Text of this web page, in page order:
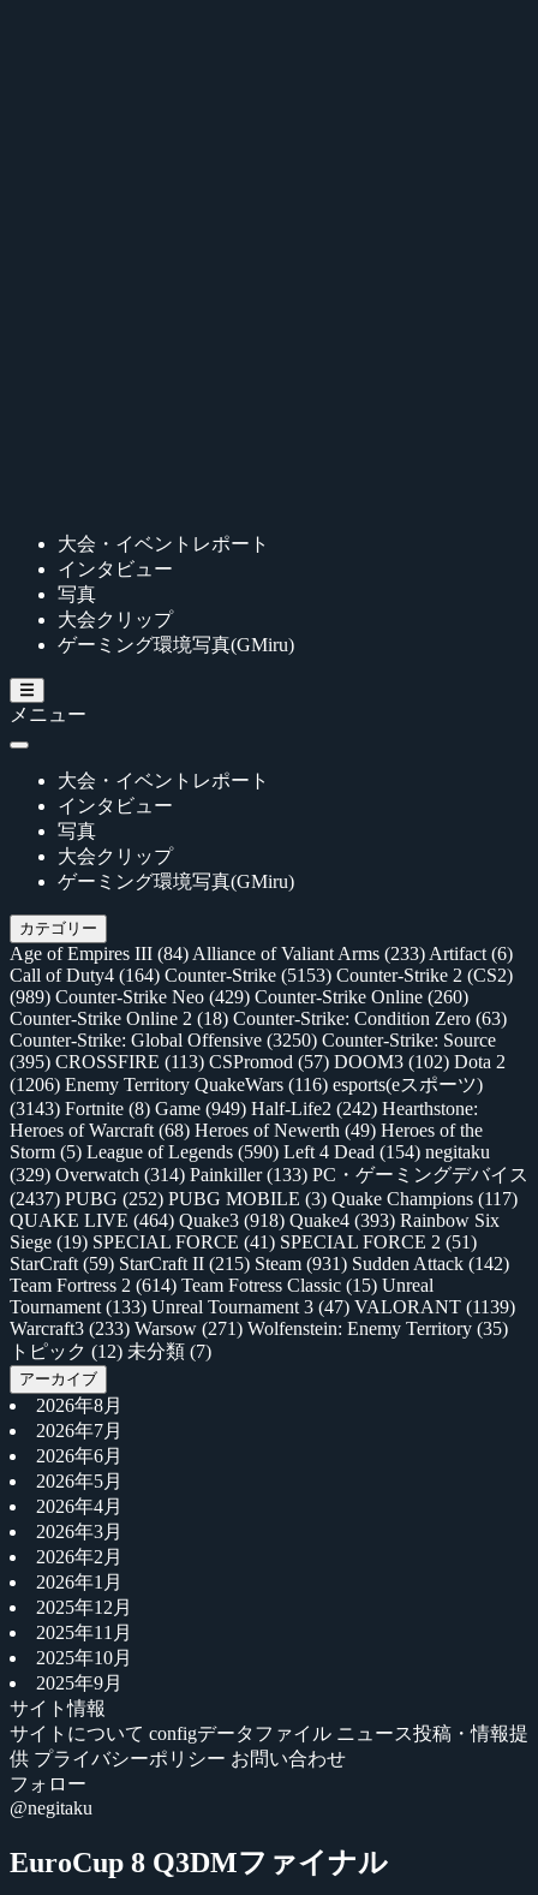
大会・イベントレポート
インタビュー
写真
大会クリップ
ゲーミング環境写真(GMiru)
メニュー
大会・イベントレポート
インタビュー
写真
大会クリップ
ゲーミング環境写真(GMiru)
カテゴリー
Age of Empires III (84) Alliance of Valiant Arms (233) Artifact (6)
Call of Duty4 (164) Counter-Strike (5153) Counter-Strike 2 (CS2)
(989) Counter-Strike Neo (429) Counter-Strike Online (260)
Counter-Strike Online 2 (18) Counter-Strike: Condition Zero (63)
Counter-Strike: Global Offensive (3250) Counter-Strike: Source
(395) CROSSFIRE (113) CSPromod (57) DOOM3 (102) Dota 2
(1206) Enemy Territory QuakeWars (116) esports(eスポーツ)
(3143) Fortnite (8) Game (949) Half-Life2 (242) Hearthstone:
Heroes of Warcraft (68) Heroes of Newerth (49) Heroes of the
Storm (5) League of Legends (590) Left 4 Dead (154) negitaku
(329) Overwatch (314) Painkiller(133) PC・ゲーミングデバイス
(2437) PUBG (252) PUBG MOBILE (3) Quake Champions (117)
QUAKE LIVE (464) Quake3 (918) Quake4 (393) Rainbow Six
Siege (19) SPECIAL FORCE (41) SPECIAL FORCE 2 (51)
StarCraft (59) StarCraft II (215) Steam (931) Sudden Attack (142)
Team Fortress 2 (614) Team Fotress Classic (15) Unreal
Tournament (133) Unreal Tournament 3 (47) VALORANT (1139)
Warcraft3 (233) Warsow (271) Wolfenstein: Enemy Territory (35)
トピック (12) 未分類 (7)
アーカイブ
2026年8月
2026年7月
2026年6月
2026年5月
2026年4月
2026年3月
2026年2月
2026年1月
2025年12月
2025年11月
2025年10月
2025年9月
サイト情報
サイトについて configデータファイル ニュース投稿・情報提
供 プライバシーポリシー お問い合わせ
フォロー
@negitaku
EuroCup 8 Q3DMファイナル